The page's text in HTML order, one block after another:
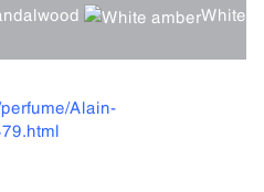
White
Alain-